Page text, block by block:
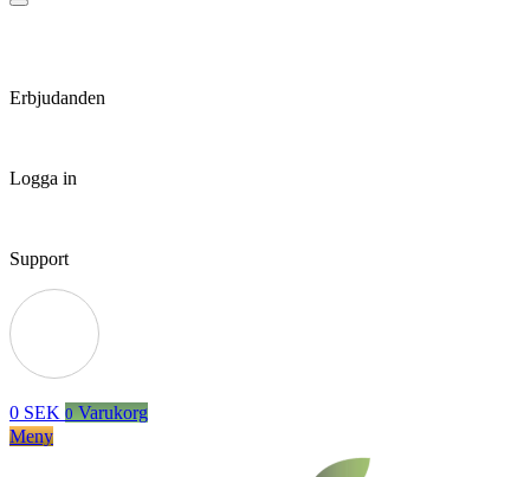
Erbjudanden
Logga in
Support
0 SEK 0 Varukorg
Meny